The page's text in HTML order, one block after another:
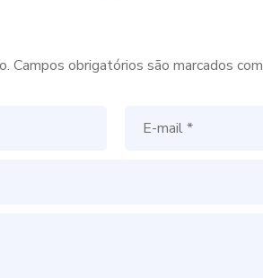
Campos obrigatórios são marcados com